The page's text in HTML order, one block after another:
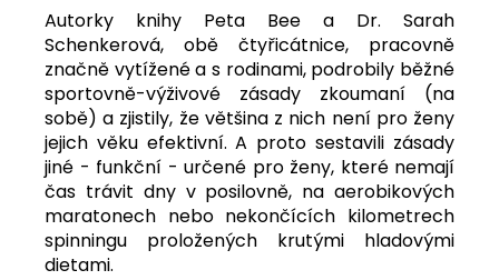
Autorky knihy Peta Bee a Dr. Sarah
Schenkerová, obě čtyřicátnice, pracovně
značně vytížené a s rodinami, podrobily běžné
sportovně-výživové zásady zkoumaní (na
sobě) a zjistily, že většina z nich není pro ženy
jejich věku efektivní. A proto sestavili zásady
jiné - funkční - určené pro ženy, které nemají
čas trávit dny v posilovně, na aerobikových
maratonech nebo nekončících kilometrech
spinningu proložených krutými hladovými
dietami.